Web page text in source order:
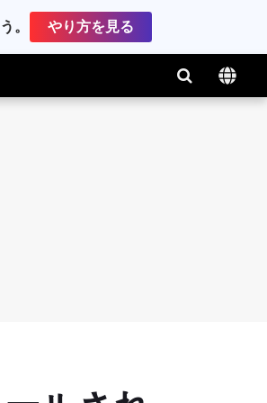
。 やり方を見る